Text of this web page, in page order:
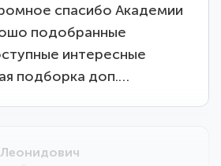
спасибо Академии
подобранные
интересные
подборка доп.…